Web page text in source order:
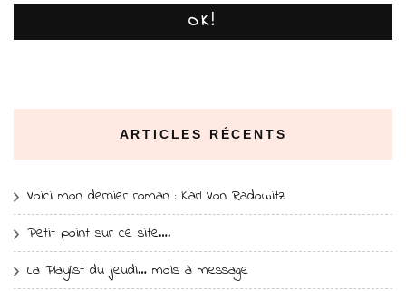
OK!
ARTICLES RÉCENTS
Voici mon dernier roman : Karl Von Radowitz
Petit point sur ce site….
La Playlist du jeudi… mois à message